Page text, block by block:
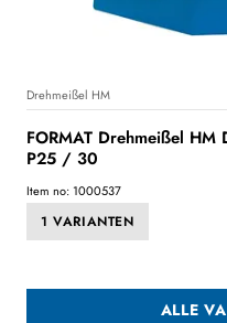
Drehmeißel HM
FORMAT Drehmeißel HM
P25 / 30
Item no: 1000537
1 VARIANTEN
ALLE